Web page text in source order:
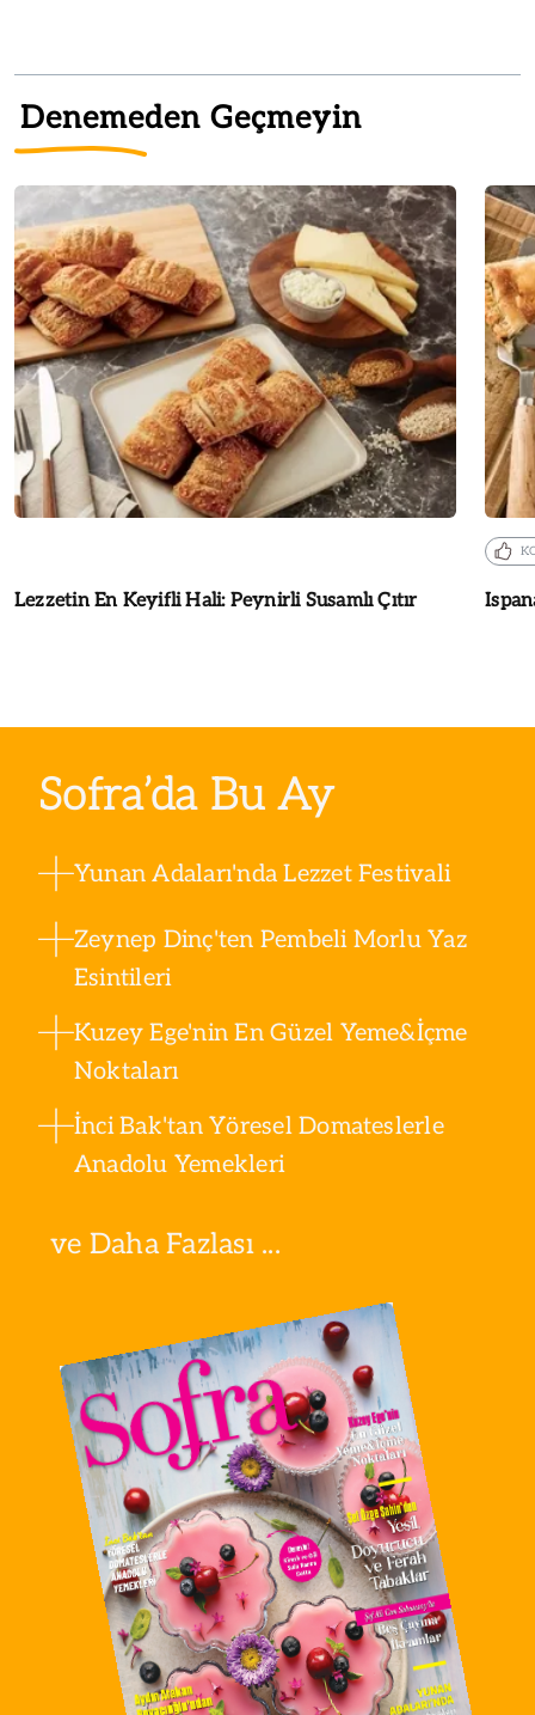
Denemeden Geçmeyin
Lezzetin En Keyifli Hali: Peynirli Susamlı Çıtır
Sofra’da Bu Ay
Yunan Adaları'nda Lezzet Festivali
Zeynep Dinç'ten Pembeli Morlu Yaz
Esintileri
Kuzey Ege'nin En Güzel Yeme&İçme
Noktaları
İnci Bak'tan Yöresel Domateslerle
Anadolu Yemekleri
ve Daha Fazlası ...